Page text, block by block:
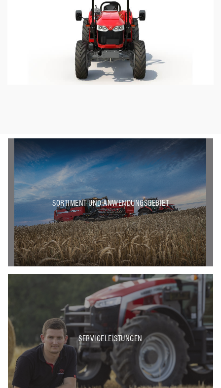
SORTIMENT UND ANWENDUNGSGEBIET
SERVICELEISTUNGEN